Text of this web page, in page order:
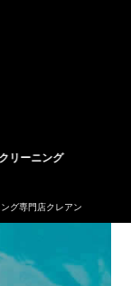
ーニング
グ専門店クレアン